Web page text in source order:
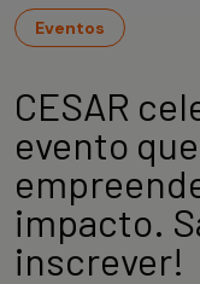
Eventos
CESAR
evento
impacto.
inscrever!